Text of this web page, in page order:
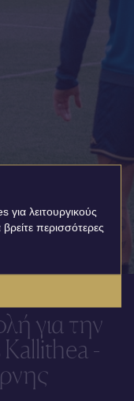
για την
-
για λειτουργικούς
περισσότερες